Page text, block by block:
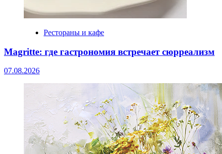
Рестораны и кафе
Magritte: где гастрономия встречает сюрреализм
07.08.2026